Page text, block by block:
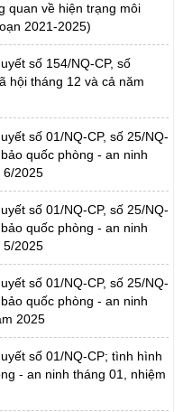
quan về hiện trạng môi
2021-2025)
số 154/NQ-CP, số
hội tháng 12 và cả năm
số 01/NQ-CP, số 25/NQ-
quốc phòng - an ninh
6/2025
số 01/NQ-CP, số 25/NQ-
quốc phòng - an ninh
5/2025
số 01/NQ-CP, số 25/NQ-
quốc phòng - an ninh
2025
số 01/NQ-CP; tình hình
- an ninh tháng 01, nhiệm